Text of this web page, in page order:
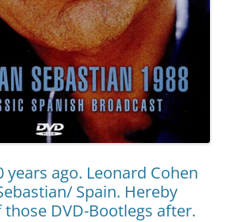
years ago. Leonard Cohen
Spain. Hereby
DVD-Bootlegs after.